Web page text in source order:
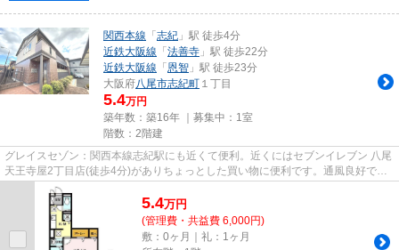
関西本線 「志紀 」駅 徒歩4分
近鉄大阪線 「法善寺 」駅 徒歩22分
近鉄大阪線 「恩智 」駅 徒歩23分
大阪府八尾市志紀町 １丁目
5.4万円
築年数：築16年 ｜募集中： 1室
階数：2階建
グレイスセゾン：関西本線志紀駅にも近くて便利。近くにはセブンイレブン 八尾
天王寺屋2丁目店(徒歩4分)がありちょっとした買い物に便利です。通風良好で陽
の当たる気持ちの良いアパー...
5.4万円
(管理費・共益費 6,000円)
敷：0ヶ月｜礼：1ヶ月